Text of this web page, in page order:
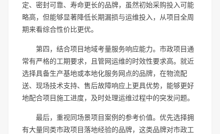
定、密封可靠、寿命更长的品牌，虽然初始采购投入可能
略高，但能够显著降低长期漏损与运维投入，从项目全周
期来看综合性价比更优。
第四，结合项目地域考量服务响应能力。市政项目通
常有严格的工期要求，且管网运维的时效性要求高。就近
选择具备生产基地或本地化服务网点的品牌，在物流配
送、现场技术支持、售后故障响应上更具优势，能够更好
地配合项目施工进度，及时处理运维过程中的突发问题。
最后，重视同场景项目案例的参考价值。优先选择拥
有大量同类市政项目落地经验的品牌，这类品牌对市政工